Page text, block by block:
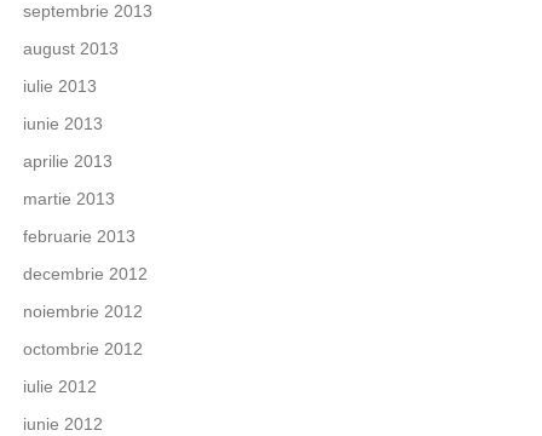
septembrie 2013
august 2013
iulie 2013
iunie 2013
aprilie 2013
martie 2013
februarie 2013
decembrie 2012
noiembrie 2012
octombrie 2012
iulie 2012
iunie 2012